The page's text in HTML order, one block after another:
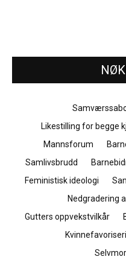
Likestilling for begge
Mannsforum
Samlivsbrudd
Feministisk ideologi
Nedgradering
Gutters oppvekstvilkår